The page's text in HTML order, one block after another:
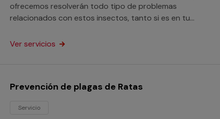
ofrecemos resolverán todo tipo de problemas
relacionados con estos insectos, tanto si es en tu
Ver servicios
Prevención de plagas de Ratas
Servicio